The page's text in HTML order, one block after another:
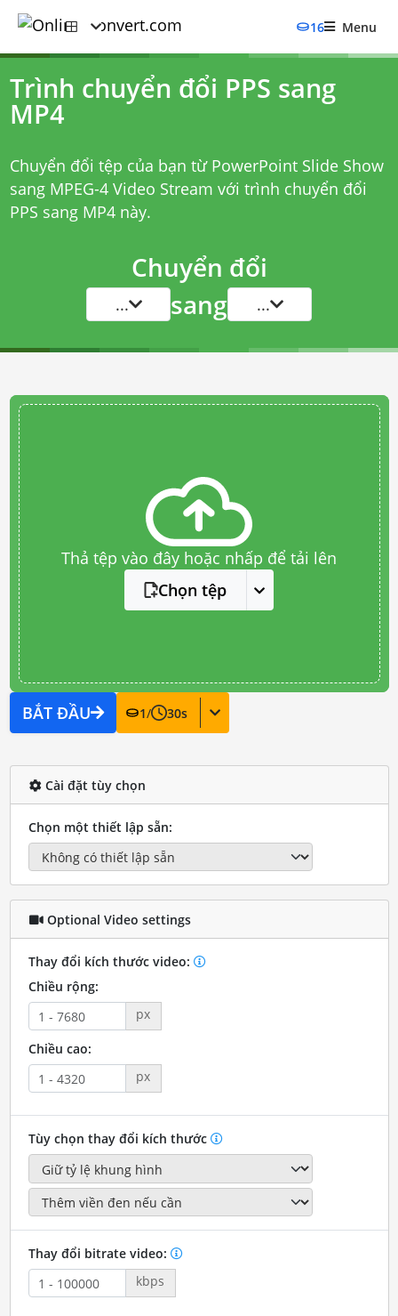
16 Menu
Trình chuyển đổi PPS sang
MP4
Chuyển đổi tệp của bạn từ PowerPoint Slide Show
sang MPEG-4 Video Stream với trình chuyển đổi
PPS sang MP4này.
Chuyển đổi
... sang ...
Thả tệp vào đây hoặc nhấp để tải lên
Chọn tệp
BẮT ĐẦU 1/ 30s
Cài đặt tùy chọn
Chọn một thiết lập sẵn:
Optional Video settings
Thay đổi kích thước video:
Chiều rộng:
px
Chiều cao:
px
Tùy chọn thay đổi kích thước
Thay đổi bitrate video:
kbps